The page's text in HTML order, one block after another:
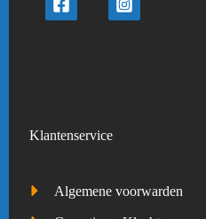
Klantenservice
Algemene voorwarden